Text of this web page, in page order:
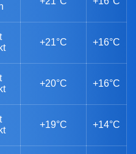
+21°C +16°C
+20°C +16°C
+19°C +14°C